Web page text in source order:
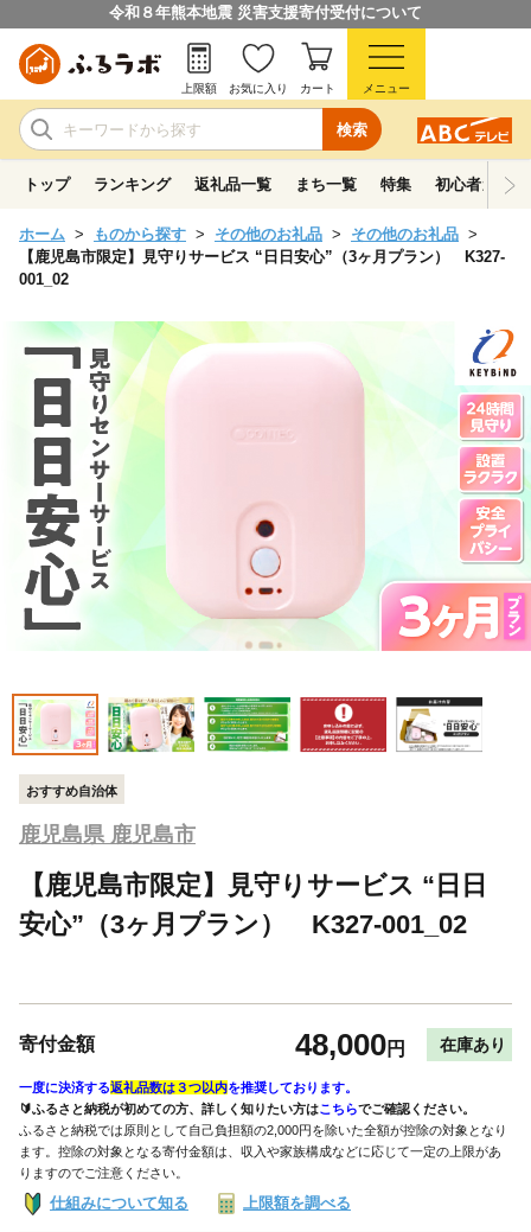
令和８年熊本地震 災害支援寄付受付について
検索
上限額 お気に入り カート メニュー
トップ ランキング 返礼品一覧 まち一覧 特集 初心者ガイド
ホーム ものから探す その他のお礼品
その他のお礼品
【鹿児島市限定】見守りサービス “日日安心”（3ヶ月プラン） K327-
001_02
おすすめ自治体
鹿児島県 鹿児島市
【鹿児島市限定】見守りサービス “日日
安心”（3ヶ月プラン） K327-001_02
寄付金額 48,000円 在庫あり
一度に決済する返礼品数は３つ以内を推奨しております。
🔰ふるさと納税が初めての方、詳しく知りたい方はこちらでご確認ください。
ふるさと納税では原則として自己負担額の2,000円を除いた全額が控除の対象となり
ます。控除の対象となる寄付金額は、収入や家族構成などに応じて一定の上限があ
りますのでご注意ください。
仕組みについて知る 上限額を調べる